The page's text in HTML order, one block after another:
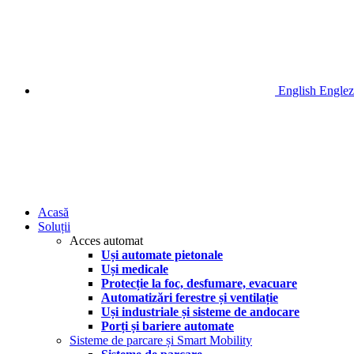
English
Acasă
Soluții
Acces automat
Uși automate pietonale
Uși medicale
Protecție la foc, desfumare, evacuare
Automatizări ferestre și ventilație
Uși industriale și sisteme de andocare
Porți și bariere automate
Sisteme de parcare și Smart Mobility